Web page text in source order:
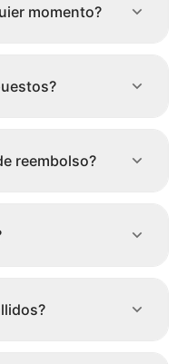
momento?
reembolso?